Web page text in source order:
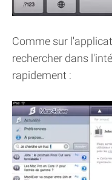
Comme sur
rechercher dans
rapidement :